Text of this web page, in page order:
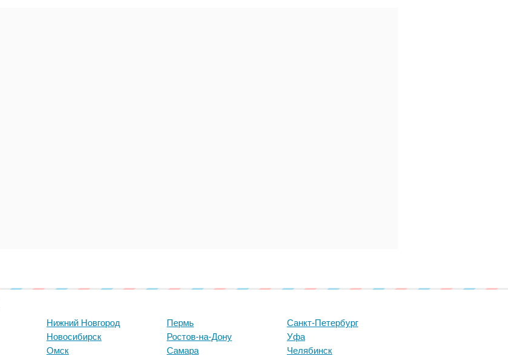
Нижний Новгород
Новосибирск
Омск
Пермь
Ростов-на-Дону
Самара
Санкт-Петербург
Уфа
Челябинск